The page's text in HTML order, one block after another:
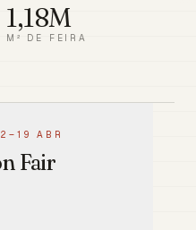
1,18M
M² DE FEIRA
ABR
Fair